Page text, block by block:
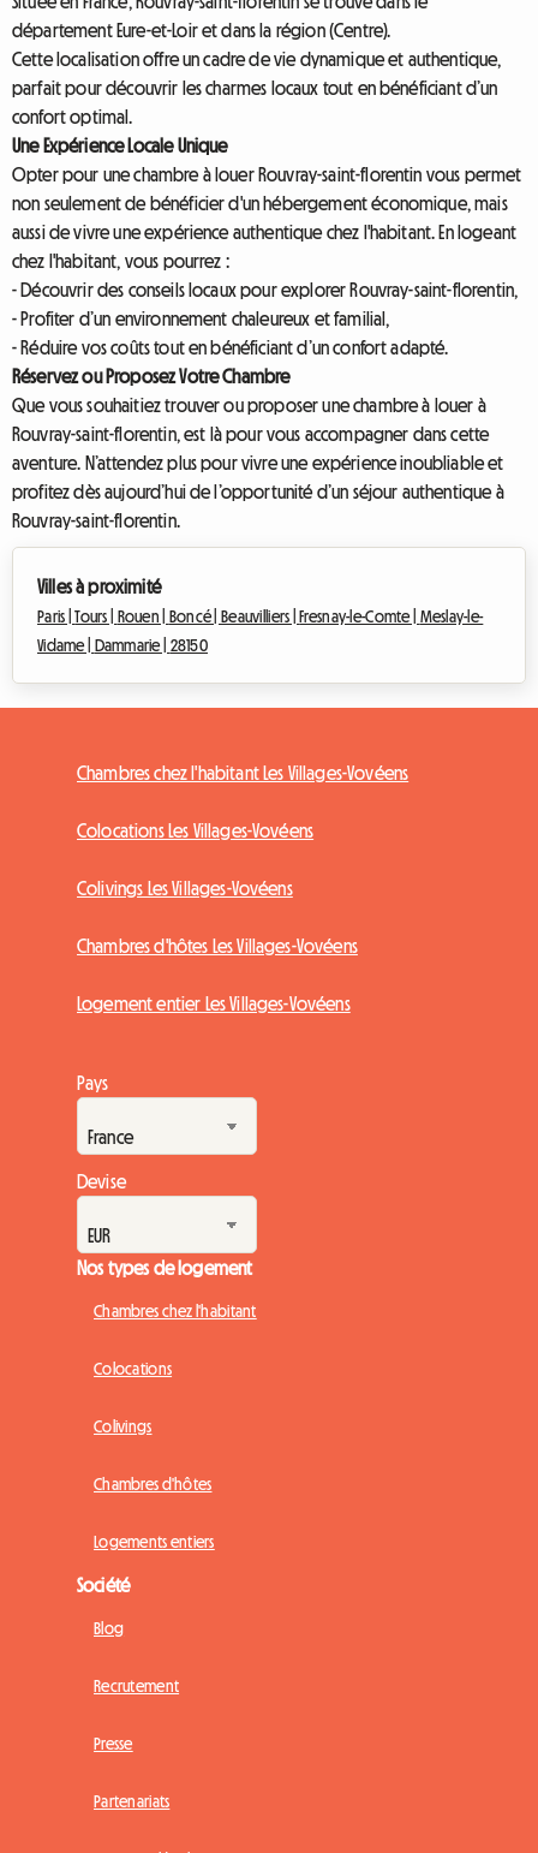
département Eure-et-Loir et dans la région (Centre).
Cette localisation offre un cadre de vie dynamique et authentique,
parfait pour découvrir les charmes locaux tout en bénéficiant d’un
confort optimal.
Une Expérience Locale Unique
Opter pour une chambre à louer Rouvray-saint-florentin vous permet
non seulement de bénéficier d'un hébergement économique, mais
aussi de vivre une expérience authentique chez l'habitant. En logeant
chez l'habitant, vous pourrez :
- Découvrir des conseils locaux pour explorer Rouvray-saint-florentin,
- Profiter d’un environnement chaleureux et familial,
- Réduire vos coûts tout en bénéficiant d’un confort adapté.
Réservez ou Proposez Votre Chambre
Que vous souhaitiez trouver ou proposer une chambre à louer à
Rouvray-saint-florentin, est là pour vous accompagner dans cette
aventure. N’attendez plus pour vivre une expérience inoubliable et
profitez dès aujourd’hui de l’opportunité d’un séjour authentique à
Rouvray-saint-florentin.
Villes à proximité
Paris |Tours | Rouen | Boncé | Beauvilliers |Fresnay-le-Comte | Meslay-le-
Vidame | Dammarie | 28150
Chambres chez l'habitant Les Villages-Vovéens
Colocations Les Villages-Vovéens
Colivings Les Villages-Vovéens
Chambres d'hôtes Les Villages-Vovéens
Logement entier Les Villages-Vovéens
Pays
Devise
Nos types de logement
Chambres chez l'habitant
Colocations
Colivings
Chambres d'hôtes
Logements entiers
Société
Blog
Recrutement
Presse
Partenariats